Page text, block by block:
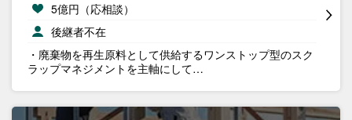
5億円（応相談）
後継者不在
・廃棄物を再生原料として供給するワンストップ型のスク
ラップマネジメントを主軸にして…